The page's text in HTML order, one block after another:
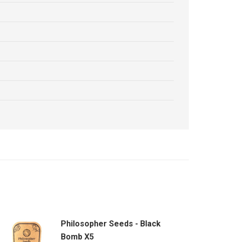
Philosopher Seeds - Black
Bomb X5